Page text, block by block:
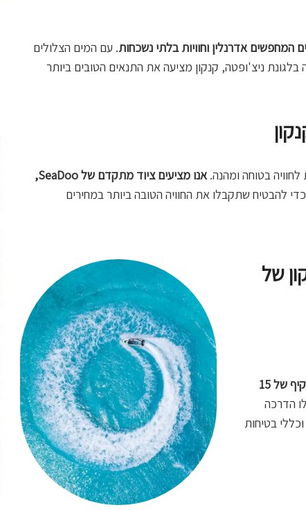
המחפשים אדרנלין וחוויות בלתי נשכחות. עם המים הצלולים
ניצ'ופטה, קנקון מציעה את התנאים הטובים ביותר
לחוויה בטוחה ומהנה.
אנו מציעים ציוד מתקדם של SeaDoo,
להבטיח שתקבלו את החוויה הטובה ביותר במחירים
של
תדריך בטיחות מקיף של 15
הדרכה
בטיחות